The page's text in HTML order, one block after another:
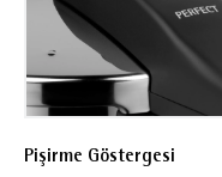
sistemi ve ekstra
fonksiyonu,
güvenli ve
çelikten üretilen
Pişirme Göstergesi